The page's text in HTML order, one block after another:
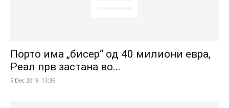
Порто има „бисер“ од 40 милиони евра,
Реал прв застана во...
5 Dec 2019. 13:36